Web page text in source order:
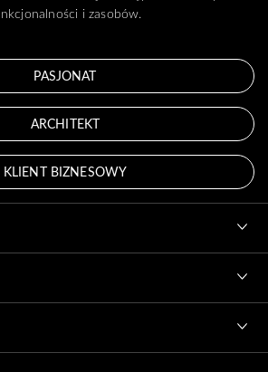
i zasobów.
PASJONAT
ARCHITEKT
KLIENT BIZNESOWY